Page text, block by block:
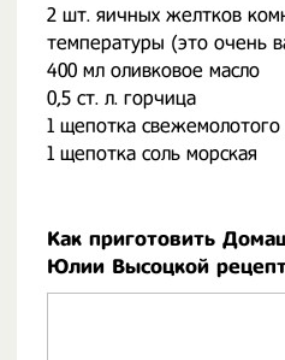
2 шт. яичных желтков
температуры (это очень
400 мл оливковое масло
0,5 ст. л. горчица
1 щепотка
1 щепотка соль морская
Как приготовить
Юлии Высоцкой